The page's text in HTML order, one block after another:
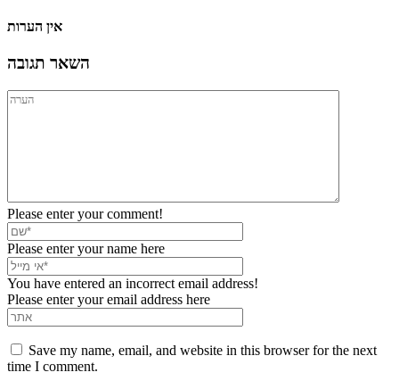
אין הערות
השאר תגובה
Please enter your comment!
Please enter your name here
You have entered an incorrect email address!
Please enter your email address here
Save my name, email, and website in this browser for the next
time I comment.